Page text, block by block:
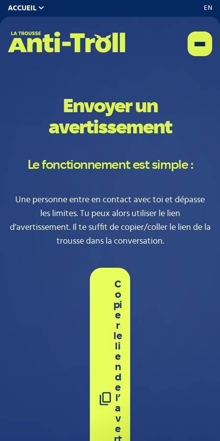
Aller
contenu
principal
ACCUEIL EN
Envoyer un
avertissement
Le fonctionnement est simple :
Une personne entre en contact avec toi et dépasse
les limites. Tu peux alors utiliser le lien
d’avertissement. Il te suffit de copier/coller le lien de la
trousse dans la conversation.
C
o
pi
e
r
le
li
e
n
d
e
l’
a
v
e